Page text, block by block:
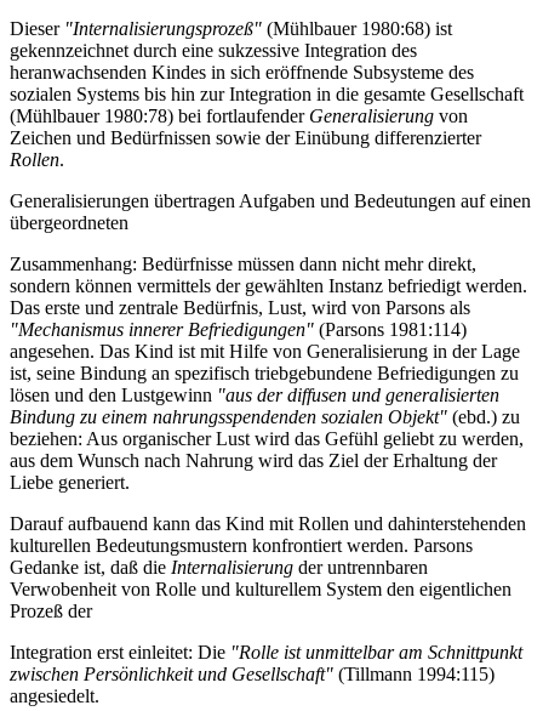
Dieser "Internalisierungsprozeß" (Mühlbauer 1980:68) ist
gekennzeichnet durch eine sukzessive Integration des
heranwachsenden Kindes in sich eröffnende Subsysteme des
sozialen Systems bis hin zur Integration in die gesamte Gesellschaft
(Mühlbauer 1980:78) bei fortlaufender Generalisierung von
Zeichen und Bedürfnissen sowie der Einübung differenzierter
Rollen.
Generalisierungen übertragen Aufgaben und Bedeutungen auf einen
übergeordneten
Zusammenhang: Bedürfnisse müssen dann nicht mehr direkt,
sondern können vermittels der gewählten Instanz befriedigt werden.
Das erste und zentrale Bedürfnis, Lust, wird von Parsons als
"Mechanismus innerer Befriedigungen" (Parsons 1981:114)
angesehen. Das Kind ist mit Hilfe von Generalisierung in der Lage
ist, seine Bindung an spezifisch triebgebundene Befriedigungen zu
lösen und den Lustgewinn "aus der diffusen und generalisierten
Bindung zu einem nahrungsspendenden sozialen Objekt" (ebd.) zu
beziehen: Aus organischer Lust wird das Gefühl geliebt zu werden,
aus dem Wunsch nach Nahrung wird das Ziel der Erhaltung der
Liebe generiert.
Darauf aufbauend kann das Kind mit Rollen und dahinterstehenden
kulturellen Bedeutungsmustern konfrontiert werden. Parsons
Gedanke ist, daß die Internalisierung der untrennbaren
Verwobenheit von Rolle und kulturellem System den eigentlichen
Prozeß der
Integration erst einleitet: Die "Rolle ist unmittelbar am Schnittpunkt
zwischen Persönlichkeit und Gesellschaft" (Tillmann 1994:115)
angesiedelt.